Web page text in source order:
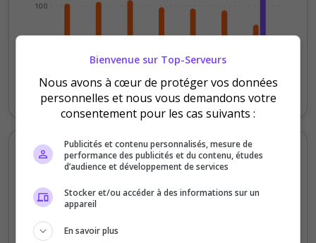
100
Lundi Mardi Mercredi Jeudi
Votes Clics
Votes et clics mensuels
Bienvenue sur Top-Serveurs
Nous avons à cœur de protéger vos données
personnelles et nous vous demandons votre
consentement pour les cas suivants :
Publicités et contenu personnalisés, mesure de
performance des publicités et du contenu, études
d’audience et développement de services
Stocker et/ou accéder à des informations sur un
appareil
En savoir plus